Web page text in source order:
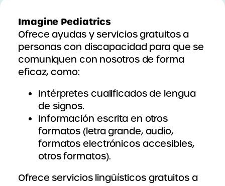
Imagine Pediatrics
Ofrece ayudas y servicios gratuitos a
personas con discapacidad para que se
comuniquen con nosotros de forma
eficaz, como:
Intérpretes cualificados de lengua
de signos.
Información escrita en otros
formatos (letra grande, audio,
formatos electrónicos accesibles,
otros formatos).
Ofrece servicios lingüísticos gratuitos a